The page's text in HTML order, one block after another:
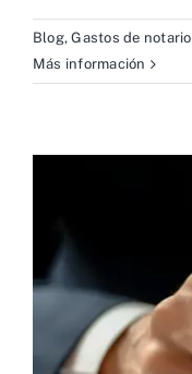
Blog,Gastos de notario
Más información